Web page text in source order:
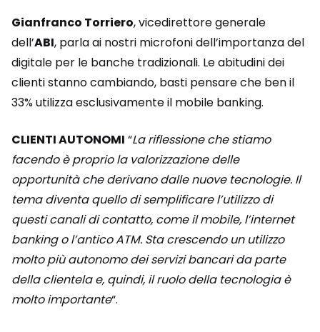
Gianfranco Torriero, vicedirettore generale
dell’ABI, parla ai nostri microfoni dell’importanza del
digitale per le banche tradizionali. Le abitudini dei
clienti stanno cambiando, basti pensare che ben il
33% utilizza esclusivamente il mobile banking.
CLIENTI AUTONOMI “La riflessione che stiamo
facendo è proprio la valorizzazione delle
opportunità che derivano dalle nuove tecnologie. Il
tema diventa quello di semplificare l’utilizzo di
questi canali di contatto, come il mobile, l’internet
banking o l’antico ATM. Sta crescendo un utilizzo
molto più autonomo dei servizi bancari da parte
della clientela e, quindi, il ruolo della tecnologia è
molto importante“.